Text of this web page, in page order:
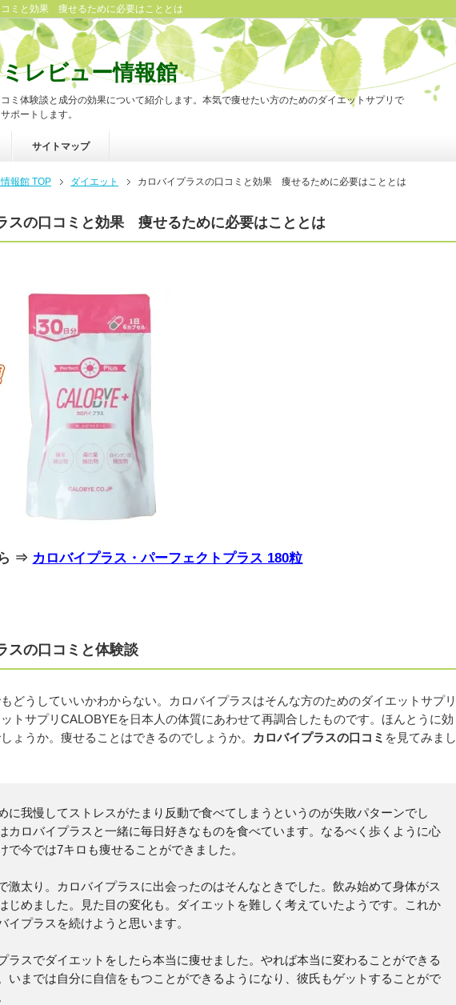
ミと効果 痩せるために必要はこととは
レビュー情報館
ミ体験談と成分の効果について紹介します。本気で痩せたい方のためのダイエットサプリで
ポートします。
サイトマップ
報館 TOP ダイエット カロバイプラスの口コミと効果 痩せるために必要はこととは
スの口コミと効果 痩せるために必要はこととは
⇒ カロバイプラス・パーフェクトプラス 180粒
スの口コミと体験談
どうしていいかわからない。カロバイプラスはそんな方のためのダイエットサプリ
トサプリCALOBYEを日本人の体質にあわせて再調合したものです。ほんとうに効
ょうか。痩せることはできるのでしょうか。
カロバイプラスの口コミ を見てみまし
に我慢してストレスがたまり反動で食べてしまうというのが失敗パターンでし
カロバイプラスと一緒に毎日好きなものを食べています。なるべく歩くように心
で今では7キロも痩せることができました。
激太り。カロバイプラスに出会ったのはそんなときでした。飲み始めて身体がス
じめました。見た目の変化も。ダイエットを難しく考えていたようです。これか
イプラスを続けようと思います。
ラスでダイエットをしたら本当に痩せました。やれば本当に変わることができる
いまでは自分に自信をもつことができるようになり、彼氏もゲットすることがで